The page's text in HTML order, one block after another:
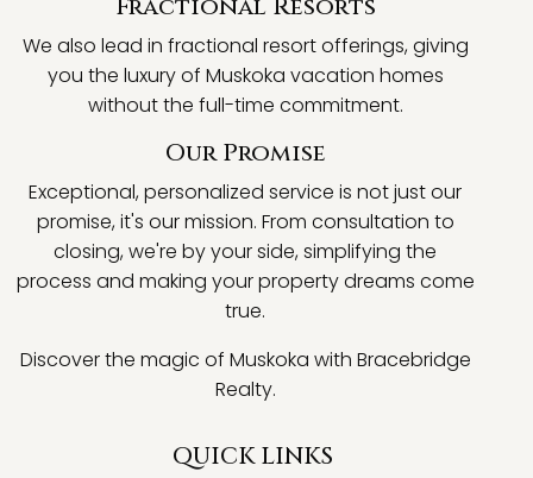
Fractional Resorts
We also lead in fractional resort offerings, giving
you the luxury of Muskoka vacation homes
without the full-time commitment.
Our Promise
Exceptional, personalized service is not just our
promise, it's our mission. From consultation to
closing, we're by your side, simplifying the
process and making your property dreams come
true.
Discover the magic of Muskoka with Bracebridge
Realty.
QUICK LINKS